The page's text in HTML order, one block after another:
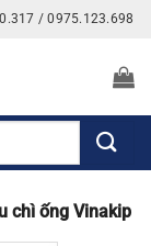
/ 0975.123.698
chì ống Vinakip